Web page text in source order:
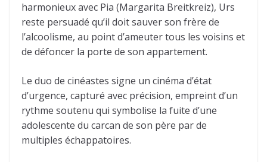
harmonieux avec Pia (Margarita Breitkreiz), Urs
reste persuadé qu’il doit sauver son frère de
l’alcoolisme, au point d’ameuter tous les voisins et
de défoncer la porte de son appartement.
Le duo de cinéastes signe un cinéma d’état
d’urgence, capturé avec précision, empreint d’un
rythme soutenu qui symbolise la fuite d’une
adolescente du carcan de son père par de
multiples échappatoires.